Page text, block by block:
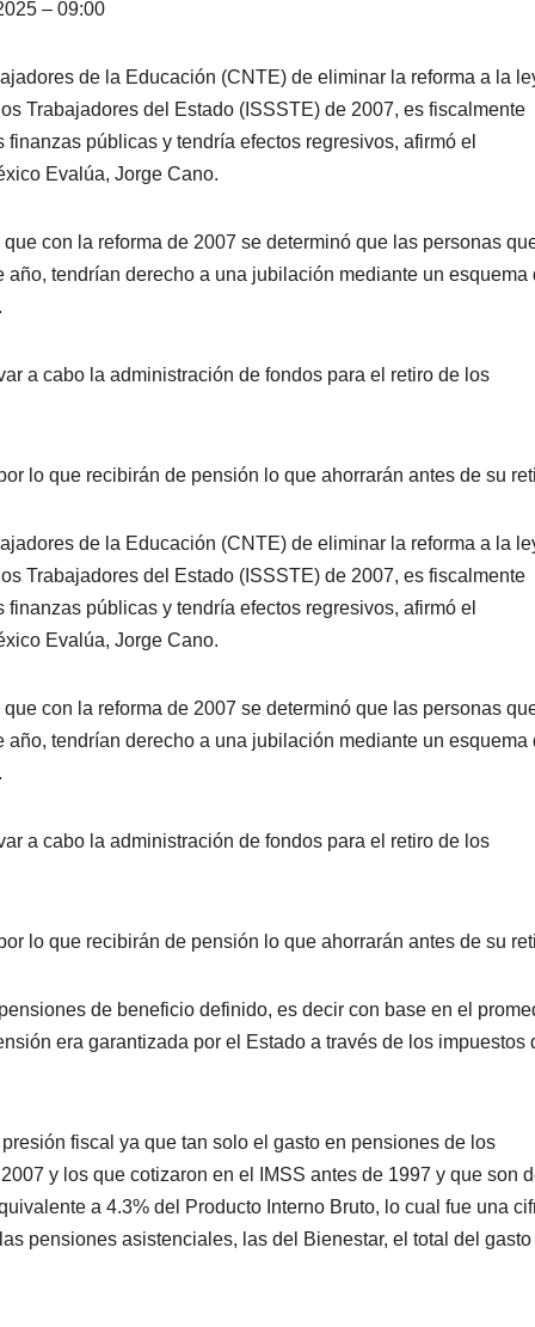
– 09:00
de la Educación (CNTE) de eliminar la reforma a la
Trabajadores del Estado (ISSSTE) de 2007, es fiscalmente
públicas y tendría efectos regresivos, afirmó el
Evalúa, Jorge Cano.
con la reforma de 2007 se determinó que las personas
tendrían derecho a una jubilación mediante un esquema
a cabo la administración de fondos para el retiro de los
lo que recibirán de pensión lo que ahorrarán antes de su
de la Educación (CNTE) de eliminar la reforma a la
Trabajadores del Estado (ISSSTE) de 2007, es fiscalmente
públicas y tendría efectos regresivos, afirmó el
Evalúa, Jorge Cano.
con la reforma de 2007 se determinó que las personas
tendrían derecho a una jubilación mediante un esquema
a cabo la administración de fondos para el retiro de los
lo que recibirán de pensión lo que ahorrarán antes de su
de beneficio definido, es decir con base en el
era garantizada por el Estado a través de los impuestos
fiscal ya que tan solo el gasto en pensiones de los
y los que cotizaron en el IMSS antes de 1997 y que son
a 4.3% del Producto Interno Bruto, lo cual fue una
pensiones asistenciales, las del Bienestar, el total del gasto